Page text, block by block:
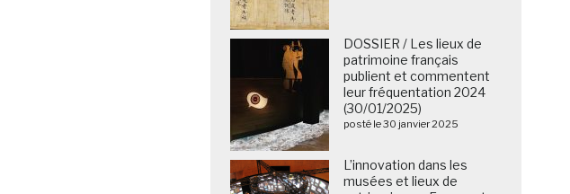
DOSSIER / Les lieux de
patrimoine français
publient et commentent
leur fréquentation 2024
(30/01/2025)
posté le 30 janvier 2025
L’innovation dans les
musées et lieux de